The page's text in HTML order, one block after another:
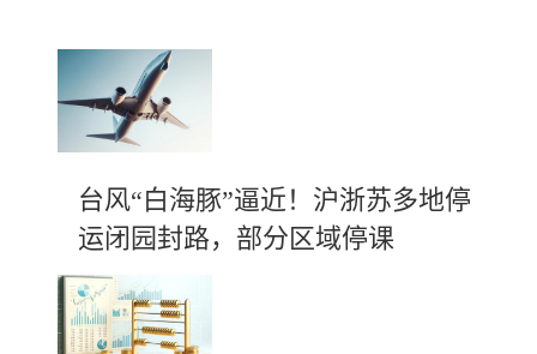
台风“白海豚”逼近！沪浙苏多地停
运闭园封路，部分区域停课